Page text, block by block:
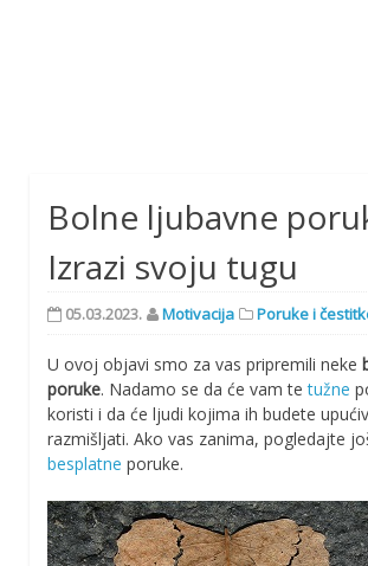
Bolne ljubavne
Izrazi svoju tugu
05.03.2023. Motivacija Poruke i
U ovoj objavi smo za vas pripremili neke
poruke. Nadamo se da će vam tetužne
koristi i da će ljudi kojima ih budete
razmišljati. Ako vas zanima, pogledajte
besplatne poruke.